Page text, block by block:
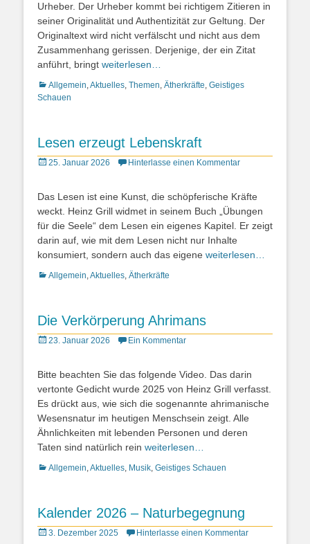
Urheber. Der Urheber kommt bei richtigem Zitieren in
seiner Originalität und Authentizität zur Geltung. Der
Originaltext wird nicht verfälscht und nicht aus dem
Zusammenhang gerissen. Derjenige, der ein Zitat
anführt, bringt weiterlesen…
Kategorien
Allgemein,Aktuelles, Themen, Ätherkräfte, Geistiges
Schauen
Lesen erzeugt Lebenskraft
Posted
25. Januar 2026 Hinterlasse einen Kommentar
Das Lesen ist eine Kunst, die schöpferische Kräfte
weckt. Heinz Grill widmet in seinem Buch „Übungen
für die Seele“ dem Lesen ein eigenes Kapitel. Er zeigt
darin auf, wie mit dem Lesen nicht nur Inhalte
konsumiert, sondern auch das eigene weiterlesen…
Kategorien
Allgemein,Aktuelles, Ätherkräfte
Die Verkörperung Ahrimans
Posted
23. Januar 2026 Ein Kommentar
Bitte beachten Sie das folgende Video. Das darin
vertonte Gedicht wurde 2025 von Heinz Grill verfasst.
Es drückt aus, wie sich die sogenannte ahrimanische
Wesensnatur im heutigen Menschsein zeigt. Alle
Ähnlichkeiten mit lebenden Personen und deren
Taten sind natürlich rein weiterlesen…
Kategorien
Allgemein,Aktuelles, Musik, Geistiges Schauen
Kalender 2026 – Naturbegegnung
Posted
3. Dezember 2025 Hinterlasse einen Kommentar